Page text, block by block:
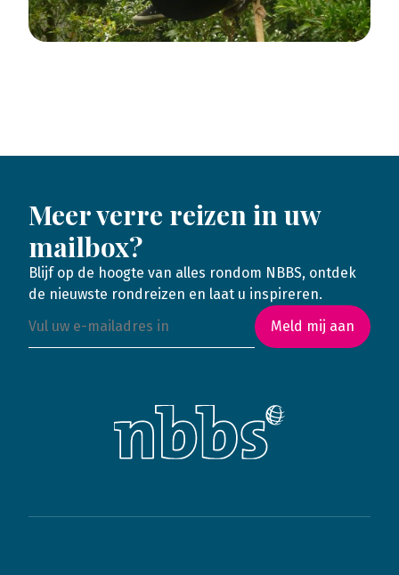
Meer verre reizen in uw
mailbox?
Blijf op de hoogte van alles rondom NBBS, ontdek
de nieuwste rondreizen en laat u inspireren.
Meld mij aan